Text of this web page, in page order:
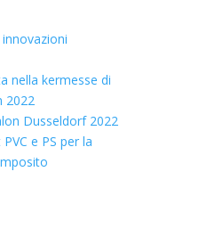
nella kermesse di
2022
Dusseldorf 2022
e PS per la